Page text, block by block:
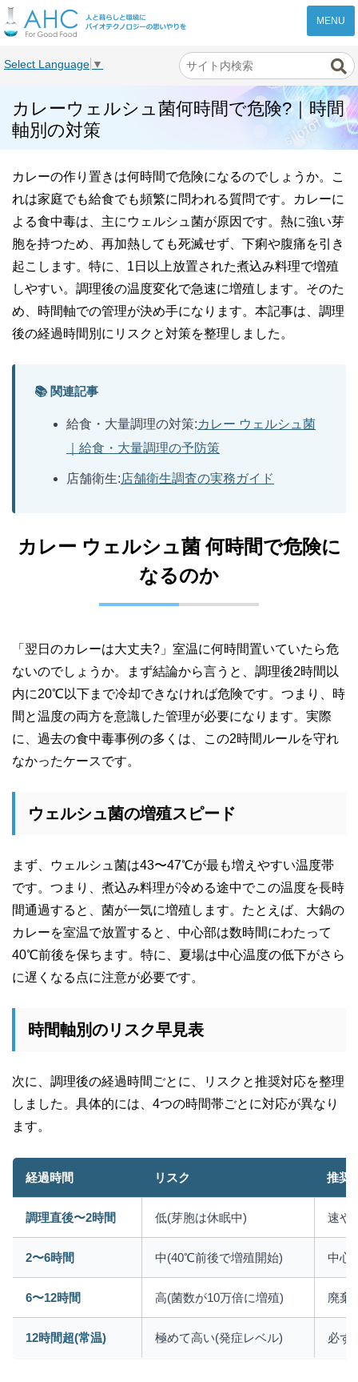
Select Language ▼
カレーウェルシュ菌何時間で危険?｜時間
軸別の対策
カレーの作り置きは何時間で危険になるのでしょうか。こ
れは家庭でも給食でも頻繁に問われる質問です。カレーに
よる食中毒は、主にウェルシュ菌が原因です。熱に強い芽
胞を持つため、再加熱しても死滅せず、下痢や腹痛を引き
起こします。特に、1日以上放置された煮込み料理で増殖
しやすい。調理後の温度変化で急速に増殖します。そのた
め、時間軸での管理が決め手になります。本記事は、調理
後の経過時間別にリスクと対策を整理しました。
📚 関連記事
給食・大量調理の対策:カレー ウェルシュ菌
｜給食・大量調理の予防策
店舗衛生:店舗衛生調査の実務ガイド
カレー ウェルシュ菌 何時間で危険に
なるのか
「翌日のカレーは大丈夫?」室温に何時間置いていたら危
ないのでしょうか。まず結論から言うと、調理後2時間以
内に20℃以下まで冷却できなければ危険です。つまり、時
間と温度の両方を意識した管理が必要になります。実際
に、過去の食中毒事例の多くは、この2時間ルールを守れ
なかったケースです。
ウェルシュ菌の増殖スピード
まず、ウェルシュ菌は43〜47℃が最も増えやすい温度帯
です。つまり、煮込み料理が冷める途中でこの温度を長時
間通過すると、菌が一気に増殖します。たとえば、大鍋の
カレーを室温で放置すると、中心部は数時間にわたって
40℃前後を保ちます。特に、夏場は中心温度の低下がさら
に遅くなる点に注意が必要です。
時間軸別のリスク早見表
次に、調理後の経過時間ごとに、リスクと推奨対応を整理
しました。具体的には、4つの時間帯ごとに対応が異なり
ます。
経過時間 リスク 推奨
調理直後〜2時間 低(芽胞は休眠中) 速や
2〜6時間 中(40℃前後で増殖開始) 中心
6〜12時間 高(菌数が10万倍に増殖) 廃棄
12時間超(常温) 極めて高い(発症レベル) 必ず